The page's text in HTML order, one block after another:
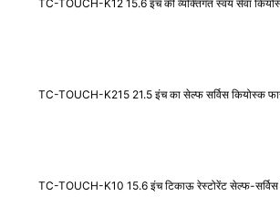
TC-TOUCH-K12 15.6 इंच की व्यक्तिगत स्वयं सेवा
TC-TOUCH-K215 21.5 इंच का सेल्फ सर्विस कियोस्क
TC-TOUCH-K10 15.6 इंच टिकाऊ रेस्टोरेंट सेल्फ-सर्विस